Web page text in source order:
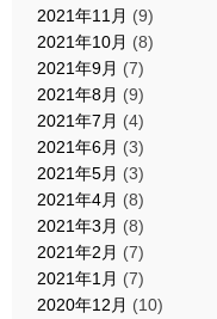
2021年11月 (9)
2021年10月 (8)
2021年9月 (7)
2021年8月 (9)
2021年7月 (4)
2021年6月 (3)
2021年5月 (3)
2021年4月 (8)
2021年3月 (8)
2021年2月 (7)
2021年1月 (7)
2020年12月 (10)